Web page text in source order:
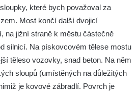
silnici 16 v Mělníku
v Mělníku
v Želénkách
Jizeru u Dolní Dušnice
přes Ploučnici v
které bych považoval za
Most končí další dvojicí
na jižní straně k městu částečně
silnicí. Na pískovcovém tělese mostu
těleso vozovky, snad beton. Na něm
sloupů (umístěných na důležitých
je kovové zábradlí. Povrch je